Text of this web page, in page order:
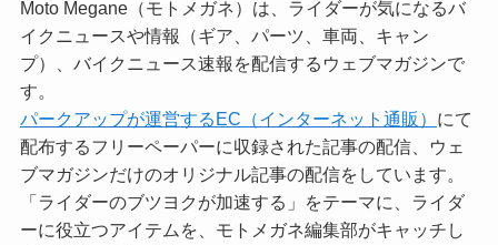
Moto Megane（モトメガネ）は、ライダーが気になるバ
イクニュースや情報（ギア、パーツ、車両、キャン
プ）、バイクニュース速報を配信するウェブマガジンで
す。
パークアップが運営するEC（インターネット通販） にて
配布するフリーペーパーに収録された記事の配信、ウェ
ブマガジンだけのオリジナル記事の配信をしています。
「ライダーのブツヨクが加速する」をテーマに、ライダ
ーに役立つアイテムを、モトメガネ編集部がキャッチし